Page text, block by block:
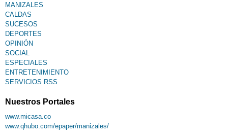
MANIZALES
CALDAS
SUCESOS
DEPORTES
OPINIÓN
SOCIAL
ESPECIALES
ENTRETENIMIENTO
SERVICIOS RSS
Nuestros Portales
www.micasa.co
www.qhubo.com/epaper/manizales/